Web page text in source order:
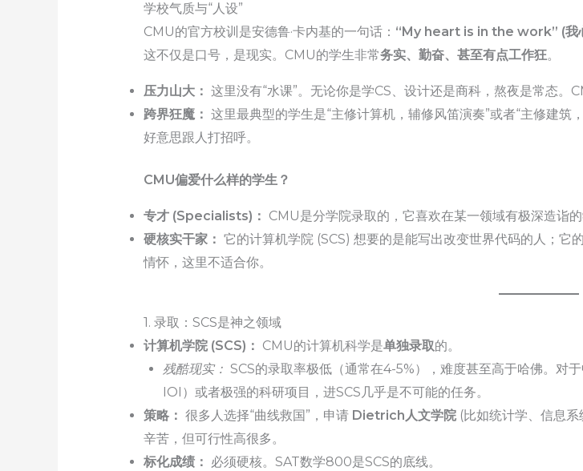
学校气质与“人设”
CMU的官方校训是安德鲁·卡内基的一句话： “My heart is in the work” (我
这不仅是口号，是现实。CMU的学生非常务实、勤奋、甚至有点工作狂。
压力山大： 这里没有“水课”。无论你是学CS、设计还是商科，熬夜是常态。
跨界狂魔： 这里最典型的学生是“主修计算机，辅修风笛演奏”或者“主修建
好意思跟人打招呼。
CMU偏爱什么样的学生？
专才 (Specialists)： CMU是分学院录取的，它喜欢在某一领域有极深造诣的
硬核实干家： 它的计算机学院 (SCS) 想要的是能写出改变世界代码的人；
情怀，这里不适合你。
1. 录取：SCS是神之领域
计算机学院 (SCS)： CMU的计算机科学是单独录取的。
残酷现实： SCS的录取率极低（通常在4-5%），难度甚至高于哈佛。对
IOI）或者极强的科研项目，进SCS几乎是不可能的任务。
策略： 很多人选择“曲线救国”，申请 Dietrich人文学院(比如统计学、信息系
辛苦，但可行性高很多。
标化成绩： 必须硬核。SAT数学800是SCS的底线。